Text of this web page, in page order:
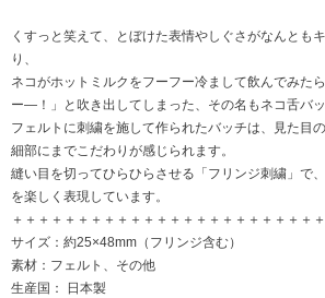
くすっと笑えて、とぼけた表情やしぐさがなんとも
り、
ネコがホットミルクをフーフー冷まして飲んでみた
ー―！」と吹き出してしまった、その名もネコ舌バッ
フェルトに刺繍を施して作られたバッチは、見た目
細部にまでこだわりが感じられます。
縫い目を切ってひらひらさせる「フリンジ刺繍」で
を楽しく表現しています。
＋＋＋＋＋＋＋＋＋＋＋＋＋＋＋＋＋＋＋＋＋＋＋
サイズ：約25×48mm（フリンジ含む）
素材：フェルト、その他
生産国： 日本製